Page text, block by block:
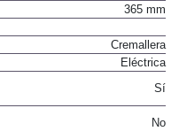
365 mm
Cremallera
Eléctrica
Sí
No